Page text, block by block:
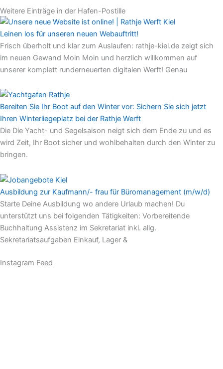
Weitere Einträge in der Hafen-Postille
Leinen los für unseren neuen Webauftritt!
Frisch überholt und klar zum Auslaufen: rathje-kiel.de zeigt sich
im neuen Gewand Moin Moin und herzlich willkommen auf
unserer komplett runderneuerten digitalen Werft! Genau
Bereiten Sie Ihr Boot auf den Winter vor: Sichern Sie sich jetzt
Ihren Winterliegeplatz bei der Rathje Werft
Die Die Yacht- und Segelsaison neigt sich dem Ende zu und es
wird Zeit, Ihr Boot sicher und wohlbehalten durch den Winter zu
bringen.
Ausbildung zur Kaufmann/- frau für Büromanagement (m/w/d)
Starte Deine Ausbildung wo andere Urlaub machen! Du
unterstützt uns bei folgenden Tätigkeiten: Vorbereitende
Buchhaltung Assistenz im Sekretariat inkl. allg.
Sekretariatsaufgaben Einkauf, Lager &
Instagram Feed